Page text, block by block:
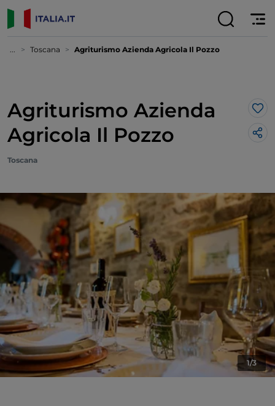
... Toscana Agriturismo Azienda Agricola Il Pozzo
Agriturismo Azienda
Agricola Il Pozzo
Toscana
1/3